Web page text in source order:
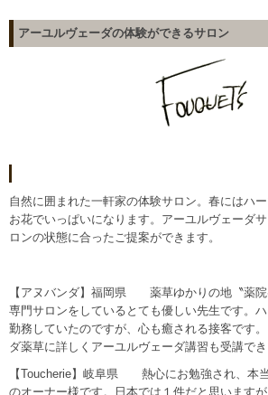
アーユルヴェーダの体験ができるサロン
自然に囲まれた一軒家の体験サロン。春にはハ
お花でいっぱいになります。アーユルヴェーダ
ロンの状態に合ったご提案ができます。
【アヌバンダ】 福岡県 薬草ゆかりの地〝薬院
専門サロンをしているとても優しい先生です。
勤務していたのですが、心も癒される接客です
ダ薬草に詳しくアーユルヴェーダ講習も受講でき
【Toucherie】 岐阜県 熱心にお勉強され、本当
のオーナー様です。日本では１件だと思います